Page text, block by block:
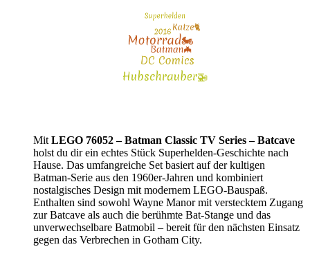
Mit LEGO 76052 – Batman Classic TV Series – Batcave
holst du dir ein echtes Stück Superhelden-Geschichte nach
Hause. Das umfangreiche Set basiert auf der kultigen
Batman-Serie aus den 1960er-Jahren und kombiniert
nostalgisches Design mit modernem LEGO-Bauspaß.
Enthalten sind sowohl Wayne Manor mit verstecktem Zugang
zur Batcave als auch die berühmte Bat-Stange und das
unverwechselbare Batmobil – bereit für den nächsten Einsatz
gegen das Verbrechen in Gotham City.